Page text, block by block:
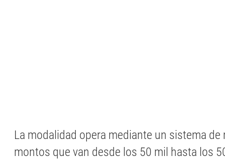
La modalidad opera mediante un sistema
montos que van desde los 50 mil hasta los